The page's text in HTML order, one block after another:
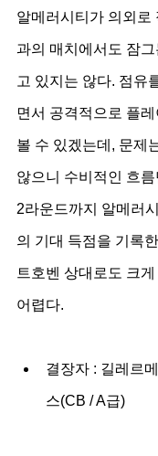
알메러시티가 의외로
과의 매치에서도 잠
고 있지는 않다. 점유
면서 공격적으로 플
볼 수 있겠는데, 문제
않으니 수비적인 흐
2라운드까지 알메러
의 기대 득점을 기록
트호벤 상대로도 크
어렵다.
결장자 : 길레르
스(CB / A급)